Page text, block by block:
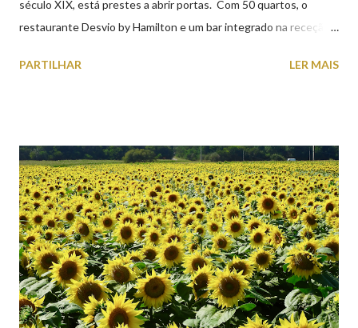
século XIX, está prestes a abrir portas. Com 50 quartos, o
restaurante Desvio by Hamilton e um bar integrado na receção,
peças históricas cedidas pela IP Património que homenageiam a
PARTILHAR LER MAIS